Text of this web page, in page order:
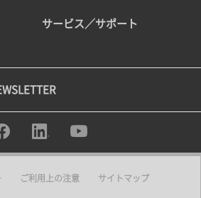
サービス／サポート
ご利用上の注意 サイトマップ